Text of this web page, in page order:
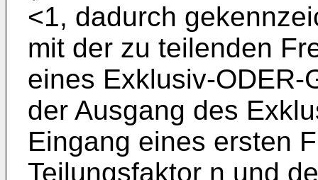
<1, dadurch
mit der zu teilenden
eines Exklusiv-
der Ausgang des
Eingang eines ersten
Teilungsfaktor n und